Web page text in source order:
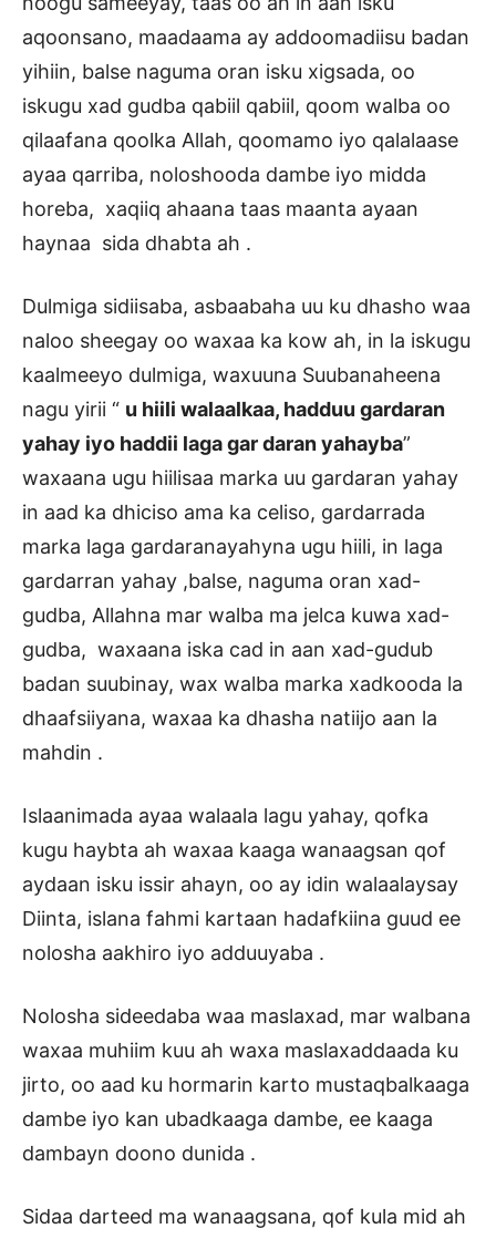
aqoonsano, maadaama ay addoomadiisu badan
yihiin, balse naguma oran isku xigsada, oo
iskugu xad gudba qabiil qabiil, qoom walba oo
qilaafana qoolka Allah, qoomamo iyo qalalaase
ayaa qarriba, noloshooda dambe iyo midda
horeba, xaqiiq ahaana taas maanta ayaan
haynaa sida dhabta ah .
Dulmiga sidiisaba, asbaabaha uu ku dhasho waa
naloo sheegay oo waxaa ka kow ah, in la iskugu
kaalmeeyo dulmiga, waxuuna Suubanaheena
nagu yirii “ u hiili walaalkaa, hadduu gardaran
yahay iyo haddii laga gar daran yahayba”
waxaana ugu hiilisaa marka uu gardaran yahay
in aad ka dhiciso ama ka celiso, gardarrada
marka laga gardaranayahyna ugu hiili, in laga
gardarran yahay ,balse, naguma oran xad-
gudba, Allahna mar walba ma jelca kuwa xad-
gudba, waxaana iska cad in aan xad-gudub
badan suubinay, wax walba marka xadkooda la
dhaafsiiyana, waxaa ka dhasha natiijo aan la
mahdin .
Islaanimada ayaa walaala lagu yahay, qofka
kugu haybta ah waxaa kaaga wanaagsan qof
aydaan isku issir ahayn, oo ay idin walaalaysay
Diinta, islana fahmi kartaan hadafkiina guud ee
nolosha aakhiro iyo adduuyaba .
Nolosha sideedaba waa maslaxad, mar walbana
waxaa muhiim kuu ah waxa maslaxaddaada ku
jirto, oo aad ku hormarin karto mustaqbalkaaga
dambe iyo kan ubadkaaga dambe, ee kaaga
dambayn doono dunida .
Sidaa darteed ma wanaagsana, qof kula mid ah